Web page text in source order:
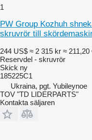
1
PW Group Kozhuh
skruvrör till
244 US$ ≈ 2 315 kr ≈ 211,20
Reservdel - skruvrör
Skick ny
185225C1
Ukraina, pgt. Yubileynoe
TOV "TD LIDERPARTS"
Kontakta säljaren